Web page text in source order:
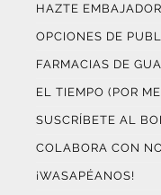
HAZTE EMBAJADOR
OPCIONES DE
FARMACIAS DE
EL TIEMPO (POR
SUSCRÍBETE AL
COLABORA CON
¡WASAPÉANOS!